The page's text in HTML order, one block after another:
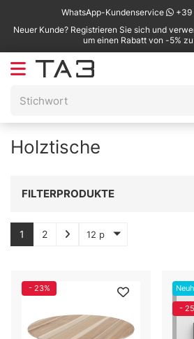
WhatsApp-Kundenservice
+39
Neuer Kunde? Registrieren Sie sich und
um einen Rabatt von -5%
Holztische
FILTERPRODUKTE
1 2 12 p
- 23%
-